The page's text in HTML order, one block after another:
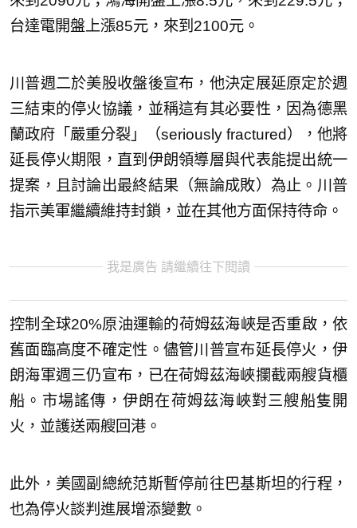
台達電開盤上漲85元，來到2100元。
川普週二於美股收盤後宣布，他決定展延原定於週
三結束的停火協議，並稱這有其必要性，因為德黑
蘭政府「嚴重分裂」（seriously fractured），他將
延長停火期限，直到伊朗領導層與代表能提出統一
提案，且討論出最終結果（無論成敗）為止。川普
指示美軍繼續維持封鎖，並在其他方面保持待命。
我是廣告 請繼續往下閱讀
控制全球20%原油運輸的荷姆茲海峽是否重啟，依
舊面臨高度不確定性。儘管川普宣布延長停火，伊
朗海軍週三仍宣布，已在荷姆茲海峽攔截兩艘貨櫃
船。市場謠傳，伊朗在荷姆茲海峽對三艘船隻開
火，並護送兩艘回港。
此外，美國副總統范斯暫停前往巴基斯坦的行程，
也為停火談判進展增添變數。